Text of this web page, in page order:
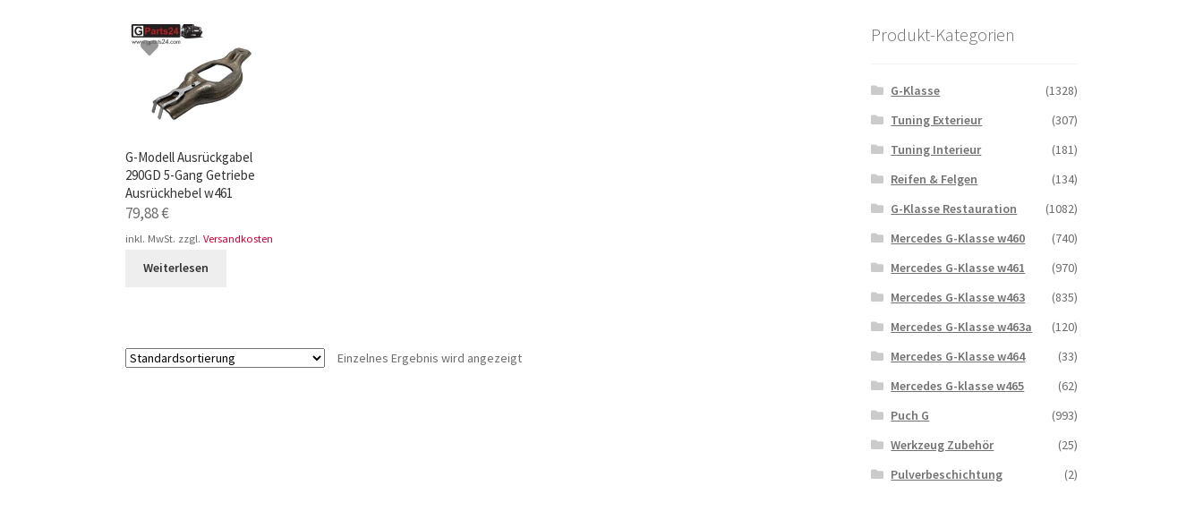
TOP-Seller: G-Klasse Trittbretter schwarz für den w463
Impressum
G-Modell Ausrückgabel
290GD 5-Gang Getriebe
Ausrückhebel w461
79,88€
inkl. MwSt. zzgl.Versandkosten
Weiterlesen
Einzelnes Ergebnis wird angezeigt
Produkt-Kategorien
G-Klasse
(1328)
Tuning Exterieur
(307)
Tuning Interieur
(181)
Reifen & Felgen
(134)
G-Klasse Restauration
(1082)
Mercedes G-Klasse w460
(740)
Mercedes G-Klasse w461
(970)
Mercedes G-Klasse w463
(835)
Mercedes G-Klasse w463a
(120)
Mercedes G-Klasse w464
(33)
Mercedes G-klasse w465
(62)
Puch G
(993)
Werkzeug Zubehör
(25)
Pulverbeschichtung
(2)